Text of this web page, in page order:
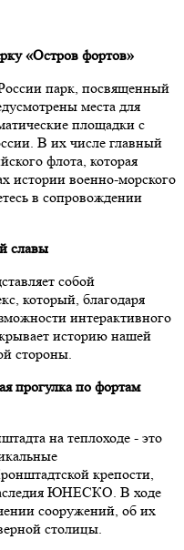
«Остров фортов»
парк, посвященный
места для
площадки с
В их числе главный
флота, которая
истории военно-морского
в сопровождении
славы
собой
который, благодаря
интерактивного
историю нашей
стороны.
прогулка по фортам
на теплоходе - это
крепости,
ЮНЕСКО. В ходе
сооружений, об их
столицы.